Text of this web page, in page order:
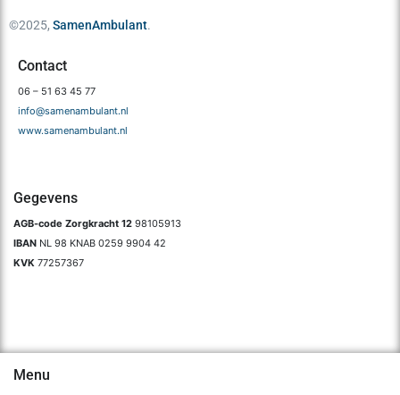
©2025, SamenAmbulant.
Contact
06 – 51 63 45 77
info@samenambulant.nl
www.samenambulant.nl
Gegevens
AGB-code Zorgkracht 12 98105913
IBAN NL 98 KNAB 0259 9904 42
KVK 77257367
Menu